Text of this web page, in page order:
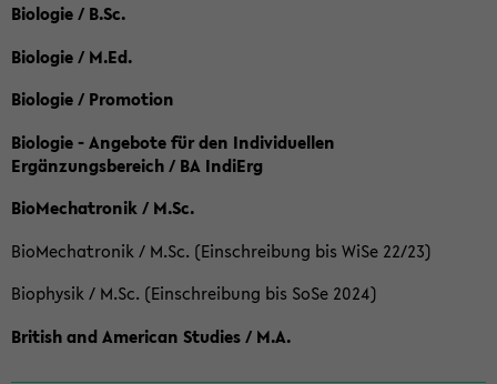
Biologie / B.Sc.
Biologie / M.Ed.
Biologie / Promotion
Biologie - Angebote für den Individuellen
Ergänzungsbereich / BA IndiErg
BioMechatronik / M.Sc.
BioMechatronik / M.Sc. (Einschreibung bis WiSe 22/23)
Biophysik / M.Sc. (Einschreibung bis SoSe 2024)
British and American Studies / M.A.